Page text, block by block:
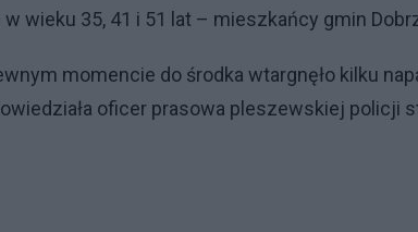
wieku 35, 41 i 51 lat – mieszkańcy gmin
momencie do środka wtargnęło kilku
oficer prasowa pleszewskiej policji